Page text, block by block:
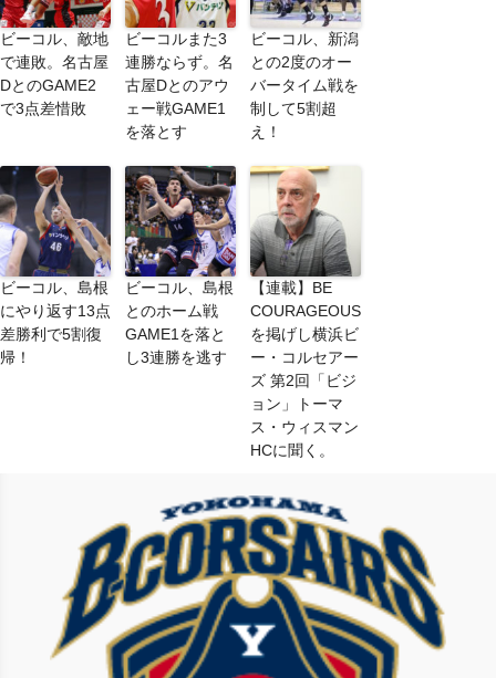
ビーコル、敵地
で連敗。名古屋
DとのGAME2
で3点差惜敗
ビーコルまた3
連勝ならず。名
古屋Dとのアウ
ェー戦GAME1
を落とす
ビーコル、新潟
との2度のオー
バータイム戦を
制して5割超
え！
ビーコル、島根
にやり返す13点
差勝利で5割復
帰！
ビーコル、島根
とのホーム戦
GAME1を落と
し3連勝を逃す
【連載】BE
COURAGEOUS
を掲げし横浜ビ
ー・コルセアー
ズ 第2回「ビジ
ョン」トーマ
ス・ウィスマン
HCに聞く。